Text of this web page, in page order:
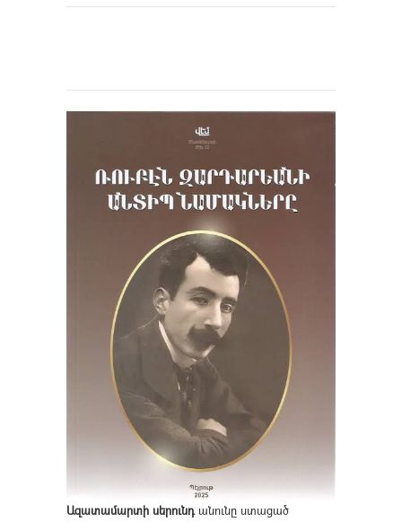
Ազատամարտի սերունդանունը ստացած